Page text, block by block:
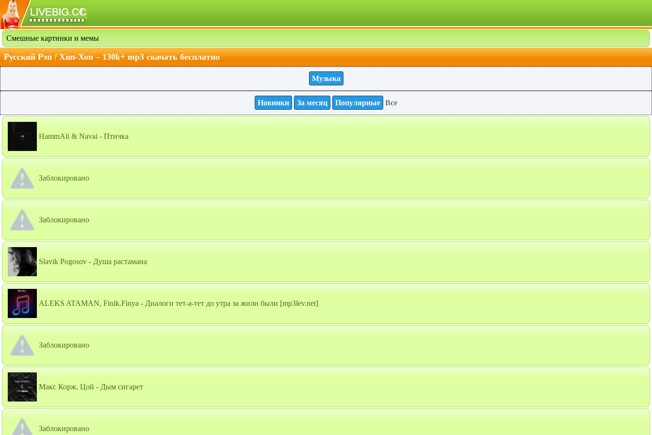
Смешные картинки и мемы
Русский Рэп / Хип-Хоп – 130k+ mp3 скачать бесплатно
Музыка
Новинки За месяц Популярные Все
HammAli & Navai - Птичка
Заблокировано
Заблокировано
Slavik Pogosov - Душа растамана
ALEKS ATAMAN, Finik.Finya - Диалоги тет-а-тет до утра за жили были [mp3lev.net]
Заблокировано
Макс Корж, Цой - Дым сигарет
Заблокировано